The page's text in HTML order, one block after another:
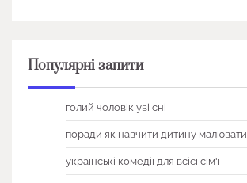
Популярні запити
голий чоловік уві сні
поради як навчити дитину малювати
українські комедії для всієї сім'ї